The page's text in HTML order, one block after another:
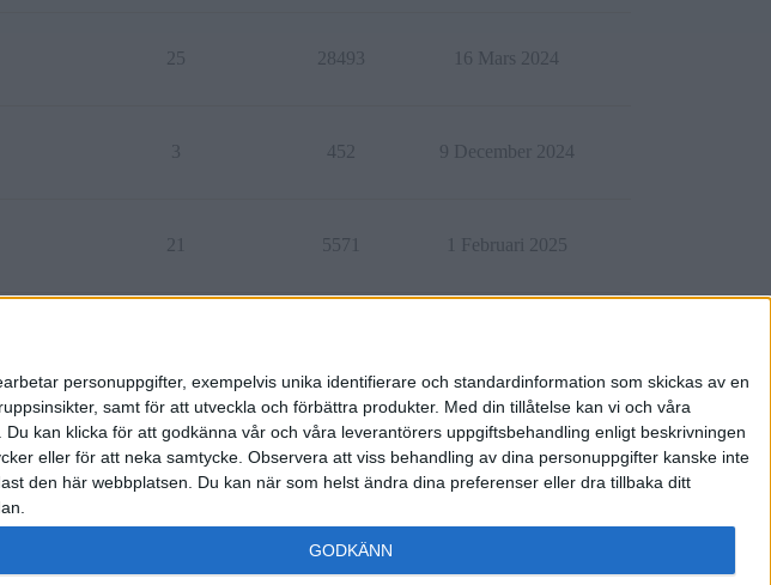
personuppgifter, exempelvis unika identifierare och standardinformation som skickas av en
samt för att utveckla och förbättra produkter. Med din tillåtelse kan vi och våra
kan klicka för att godkänna vår och våra leverantörers uppgiftsbehandling enligt beskrivningen
eller för att neka samtycke. Observera att viss behandling av dina personuppgifter kanske inte
den här webbplatsen. Du kan när som helst ändra dina preferenser eller dra tillbaka ditt
GODKÄNN
25 28493 16 Mars 2024
3 452 9 December 2024
21 5571 1 Februari 2025